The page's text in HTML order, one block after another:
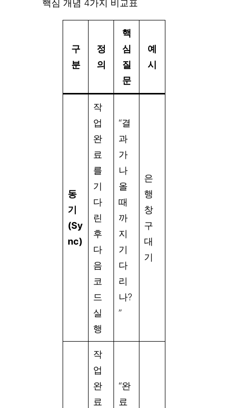
핵심 개념 4가지 비교표
구
분
정
의
핵
심
질
문
예
시
동
기
(Sy
nc)
작
업
완
료
를
기
다
린
후
다
음
코
드
실
행
“결
과
가
나
올
때
까
지
기
다
리
나?
”
은
행
창
구
대
기
작
업
완
료
“완
료